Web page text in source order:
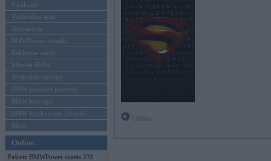
Pasākumi
Vadāmības tests
Autosports
BMWPower aktuāli
Reklāmas raksti
Mēneša BMW
Sērijveida tūnings
BMW pasaules jaunumi
BMW koncepti
BMW konkurentu jaunumi
Moto
Online
Pašreiz BMWPower skatās 231